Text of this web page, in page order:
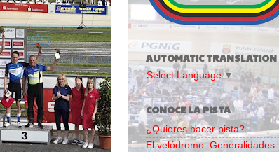
AUTOMATIC TRANSLATION
Select Language ▼
CONOCE LA PISTA
¿Quieres hacer pista?
El velódromo: Generalidades